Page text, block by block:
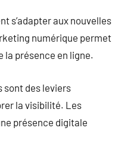
s’adapter aux nouvelles
numérique permet
la présence en ligne.
sont des leviers
la visibilité. Les
présence digitale